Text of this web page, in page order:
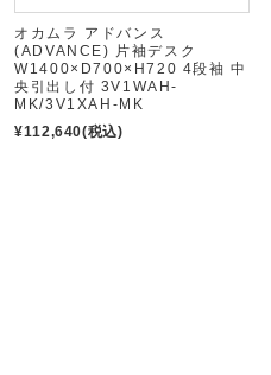
オカムラ アドバンス
(ADVANCE) 片袖デスク
W1400×D700×H720 4段袖 中
央引出し付 3V1WAH-
MK/3V1XAH-MK
¥112,640(税込)